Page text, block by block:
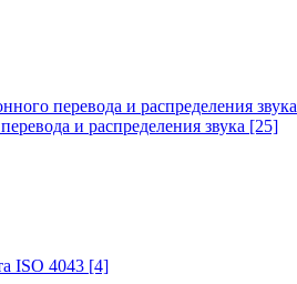
перевода и распределения звука
и распределения звука [25]
ISO 4043 [4]